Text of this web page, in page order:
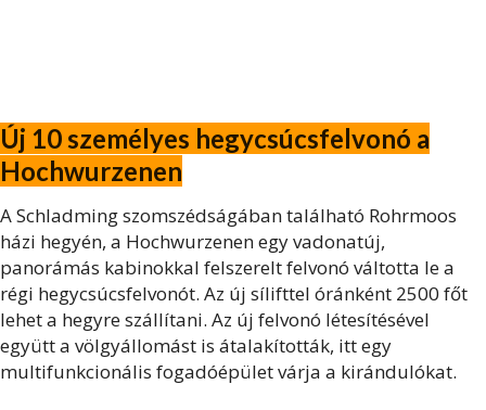
Új 10 személyes hegycsúcsfelvonó a
Hochwurzenen
A Schladming szomszédságában található Rohrmoos
házi hegyén, a Hochwurzenen egy vadonatúj,
panorámás kabinokkal felszerelt felvonó váltotta le a
régi hegycsúcsfelvonót. Az új sílifttel óránként 2500 főt
lehet a hegyre szállítani. Az új felvonó létesítésével
együtt a völgyállomást is átalakították, itt egy
multifunkcionális fogadóépület várja a kirándulókat.